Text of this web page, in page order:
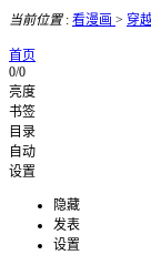
当前位置: 看漫画 > 穿
首页
0/0
亮度
书签
目录
自动
设置
隐藏
发表
设置